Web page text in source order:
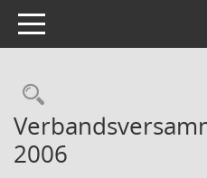
Toggle navigation
2006